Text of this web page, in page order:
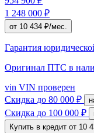
1 248 000 ₽
от 10 434 ₽/мес.
Гарантия
Оригинал ПТС в
vin VIN проверен
Скидка до 80 000 ₽
Скидка до 100 000 ₽
Купить в кредит от 10